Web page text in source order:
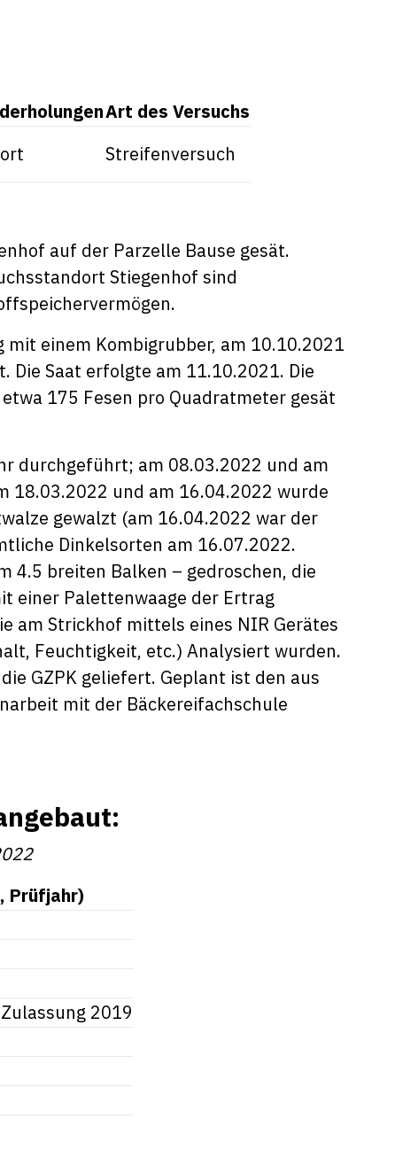
Art des Versuchs
Streifenversuch
auf der Parzelle Bause gesät.
Stiegenhof sind
einem Kombigrubber, am 10.10.2021
Saat erfolgte am 11.10.2021. Die
175 Fesen pro Quadratmeter gesät
durchgeführt; am 08.03.2022 und am
18.03.2022 und am 16.04.2022 wurde
gewalzt (am 16.04.2022 war der
Dinkelsorten am 16.07.2022.
4.5 breiten Balken – gedroschen, die
einer Palettenwaage der Ertrag
am Strickhof mittels eines NIR Gerätes
Feuchtigkeit, etc.) Analysiert wurden.
GZPK geliefert. Geplant ist den aus
mit der Bäckereifachschule
Prüfjahr)
2019